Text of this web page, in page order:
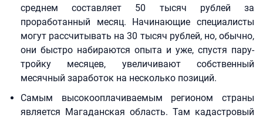
среднем составляет 50 тысяч рублей за
проработанный месяц. Начинающие специалисты
могут рассчитывать на 30 тысяч рублей, но, обычно,
они быстро набираются опыта и уже, спустя пару-
тройку месяцев, увеличивают собственный
месячный заработок на несколько позиций.
Самым высокооплачиваемым регионом страны
является Магаданская область. Там кадастровый